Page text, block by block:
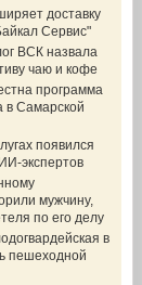
доставку
Сервис"
ВСК назвала
чаю и кофе
программа
в Самарской
появился
экспертов
мужчину,
по его делу
в
пешеходной